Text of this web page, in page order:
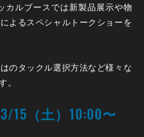
カルブースでは新製品展示や物
よるスペシャルトークショーを
のタックル選択方法など様々な
。
15（土）10:00〜